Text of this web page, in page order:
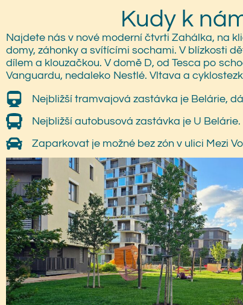
Kudy k
Najdete nás v nové moderní čtvrti Zahálka, na
domy, záhonky a svítícími sochami. V blízkosti
dílem a klouzačkou. V domě D, od Tesca po
Vanguardu, nedaleko Nestlé. Vltava a
Nejbližší tramvajová zastávka je Belárie,
Nejbližší autobusová zastávka je U Belárie.
Zaparkovat je možné bez zón v ulici Mezi